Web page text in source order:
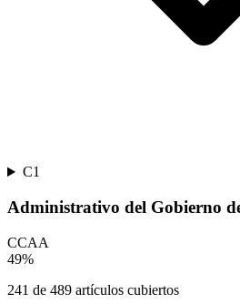
C1
Administrativo del Gobierno
CCAA
49%
241 de 489 artículos cubiertos